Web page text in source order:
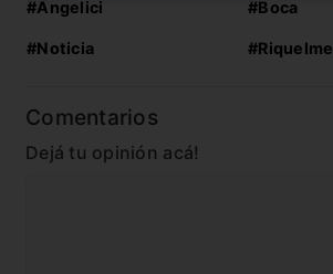
#Angelici #Boca
#Noticia #Riquelme
Comentarios
Dejá tu opinión acá!